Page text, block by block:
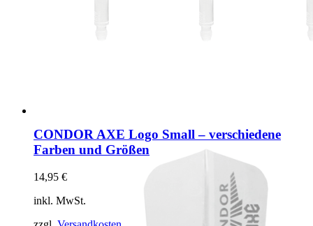
CONDOR AXE Logo Small – verschiedene
Farben und Größen
14,95 €
inkl. MwSt.